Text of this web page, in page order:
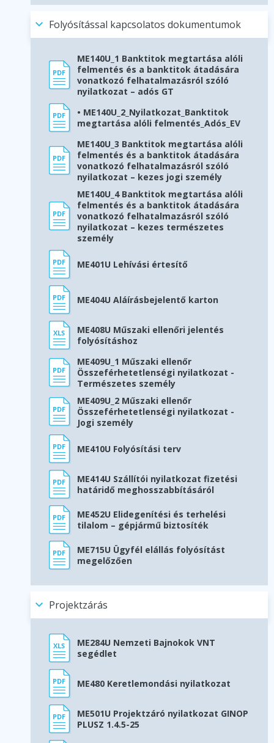
Folyósítással kapcsolatos dokumentumok
ME140U_1 Banktitok megtartása alóli
felmentés és a banktitok átadására
vonatkozó felhatalmazásról szóló
nyilatkozat – adós GT
• ME140U_2_Nyilatkozat_Banktitok
megtartása alóli felmentés_Adós_EV
ME140U_3 Banktitok megtartása alóli
felmentés és a banktitok átadására
vonatkozó felhatalmazásról szóló
nyilatkozat – kezes jogi személy
ME140U_4 Banktitok megtartása alóli
felmentés és a banktitok átadására
vonatkozó felhatalmazásról szóló
nyilatkozat – kezes természetes
személy
ME401U Lehívási értesítő
ME404U Aláírásbejelentő karton
ME408U Műszaki ellenőri jelentés
folyósításhoz
ME409U_1 Műszaki ellenőr
Összeférhetetlenségi nyilatkozat -
Természetes személy
ME409U_2 Műszaki ellenőr
Összeférhetetlenségi nyilatkozat -
Jogi személy
ME410U Folyósítási terv
ME414U Szállítói nyilatkozat fizetési
határidő meghosszabbításáról
ME452U Elidegenítési és terhelési
tilalom – gépjármű biztosíték
ME715U Ügyfél elállás folyósítást
megelőzően
Projektzárás
ME284U Nemzeti Bajnokok VNT
segédlet
ME480 Keretlemondási nyilatkozat
ME501U Projektzáró nyilatkozat GINOP
PLUSZ 1.4.5-25